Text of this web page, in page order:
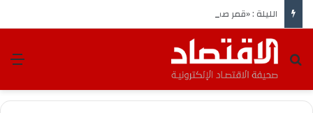
الليلة : «قمر صفر» في تربيعه الأخير*
بحث عن